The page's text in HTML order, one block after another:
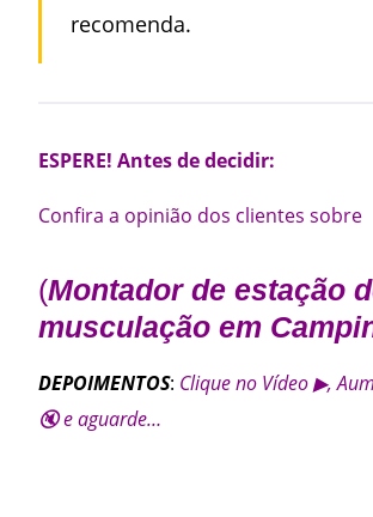
recomenda.
ESPERE! Antes de decidir:
Confira a opinião dos clientes sobre
(Montador de estação
musculação em
DEPOIMENTOS: Clique no Vídeo ▶,
🔇 e aguarde…